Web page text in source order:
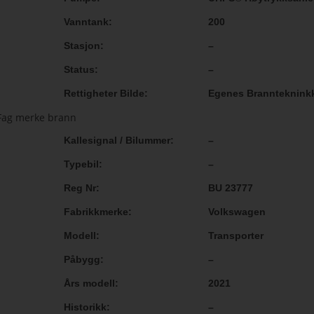
Vanntank 200
Stasjon –
Status –
Rettigheter Bilde Egenes
Kallesignal / Bilummer –
Typebil –
Reg Nr BU 23777
Fabrikkmerke Volkswagen
Modell Transporter
Påbygg –
Års modell 2021
Historikk –